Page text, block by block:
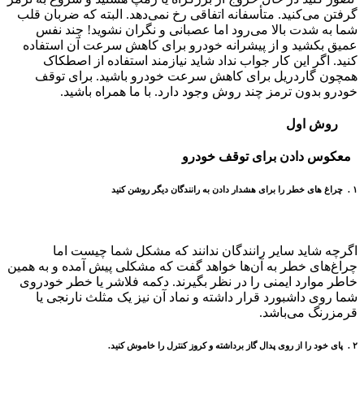
گرفتن می‌کنید. متأسفانه اتفاقی رخ نمی‌دهد. البته که ضربان قلب
شما به شدت بالا می‌رود اما عصبانی و نگران نشوید! چند نفس
عمیق بکشید و از پیشرانه خودرو برای کاهش سرعت آن استفاده
کنید. اگر این کار جواب نداد شاید نیازمند استفاده از اصطکاک
همچون گاردریل برای کاهش سرعت خودرو باشید. برای توقف
خودرو بدون ترمز چند روش وجود دارد. با ما همراه باشید.
روش اول
معکوس دادن برای توقف خودرو
۱ . چراغ های خطر را برای هشدار دادن به رانندگان دیگر روشن کنید
اگرچه شاید سایر رانندگان ندانند که مشکل شما چیست اما
چراغ‌های خطر به آن‌ها خواهد گفت که مشکلی پیش آمده و به همین
خاطر موارد ایمنی را در نظر بگیرند. دکمه فلاشر یا خطر خودروی
شما روی داشبورد قرار داشته و نماد آن نیز یک مثلث نارنجی یا
قرمزرنگ می‌باشد.
۲ . پای خود را از روی پدال گاز برداشته و کروز کنترل را خاموش‌ کنید.